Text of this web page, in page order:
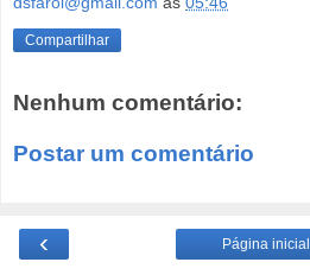
Compartilhar
Nenhum comentário:
Postar um comentário
‹ Página inicial